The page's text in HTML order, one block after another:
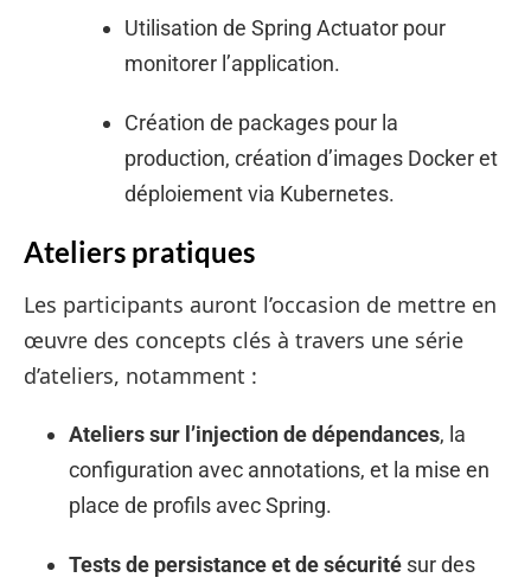
Utilisation de Spring Actuator pour
monitorer l’application.
Création de packages pour la
production, création d’images Docker et
déploiement via Kubernetes.
Ateliers pratiques
Les participants auront l’occasion de mettre en
œuvre des concepts clés à travers une série
d’ateliers, notamment :
Ateliers sur l’injection de dépendances, la
configuration avec annotations, et la mise en
place de profils avec Spring.
Tests de persistance et de sécurité sur des